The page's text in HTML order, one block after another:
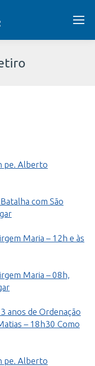
pe. Alberto
com São
Maria – 12h e às
Maria – 08h,
anos de Ordenação
– 18h30 Como
pe. Alberto